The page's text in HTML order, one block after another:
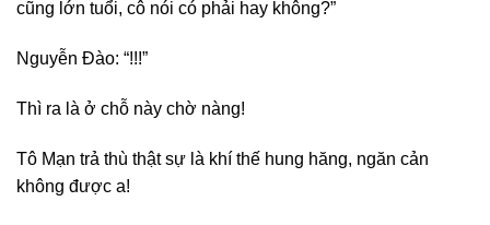
cũng lớn tuổi, cô nói có phải hay không?”
Nguyễn Đào: “!!!”
Thì ra là ở chỗ này chờ nàng!
Tô Mạn trả thù thật sự là khí thế hung hăng, ngăn cản
không được a!